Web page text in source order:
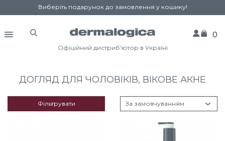
Виберіть подарунок до замовлення у кошику!
0
Офіційний дистриб'ютор в Україні
ДОГЛЯД ДЛЯ ЧОЛОВІКІВ, ВІКОВЕ АКНЕ
Фільтрувати